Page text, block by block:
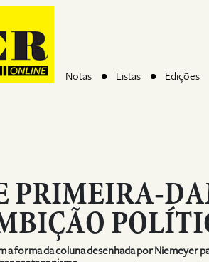
Notas Listas Edições
PRIMEIRA-
a forma da coluna desenhada por Niemeyer